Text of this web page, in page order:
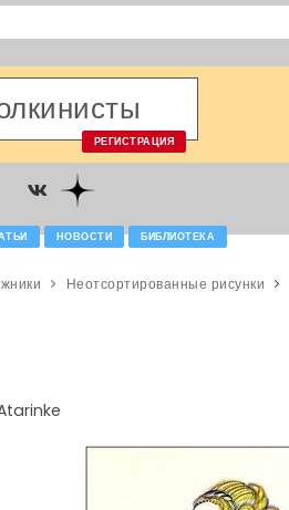
РЕГИСТРАЦИЯ
НОВОСТИ БИБЛИОТЕКА
Неотсортированные рисунки